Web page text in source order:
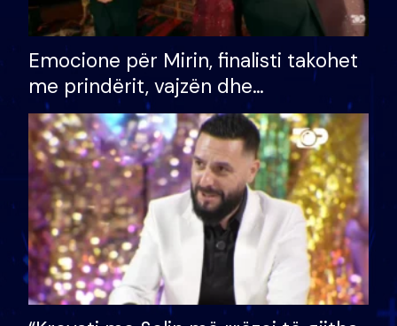
Emocione për Mirin, finalisti takohet
me prindërit, vajzën dhe
bashkëshorten: S’kemi ndonjë letër
divorci apo jo?